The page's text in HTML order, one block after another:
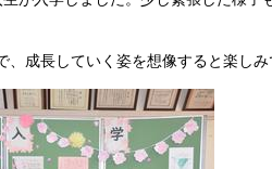
成長していく姿を想像すると楽しみ